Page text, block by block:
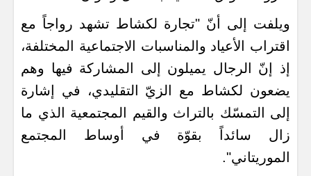
ويلفت إلى أنّ "تجارة لكشاط تشهد رواجاً مع
اقتراب الأعياد والمناسبات الاجتماعية المختلفة،
إذ إنّ الرجال يميلون إلى المشاركة فيها وهم
يضعون لكشاط مع الزيّ التقليدي، في إشارة
إلى التمسّك بالتراث والقيم المجتمعية الذي ما
زال سائداً بقوّة في أوساط المجتمع
الموريتاني".